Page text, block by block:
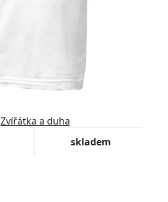
Zvířátka a duha
skladem